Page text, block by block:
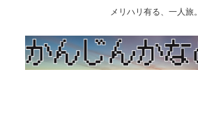
メリハリ有る、一人旅。